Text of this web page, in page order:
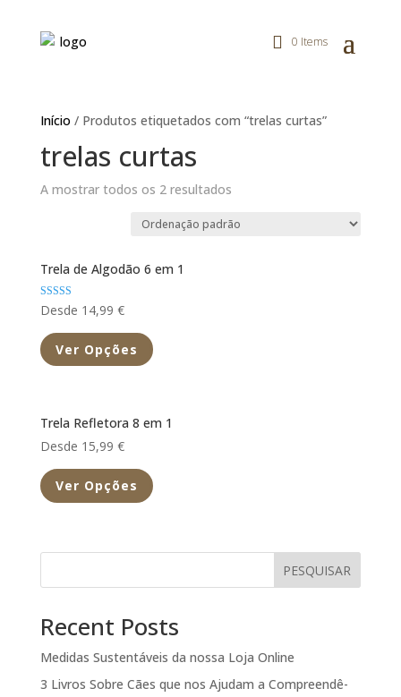
0 Items
Início / Produtos etiquetados com “trelas curtas”
trelas curtas
A mostrar todos os 2 resultados
Trela de Algodão 6 em 1
Avaliação
5.00
Desde 14,99 €
Ver Opções
Trela Refletora 8 em 1
Desde 15,99 €
Ver Opções
PESQUISAR
Recent Posts
Medidas Sustentáveis da nossa Loja Online
3 Livros Sobre Cães que nos Ajudam a Compreendê-